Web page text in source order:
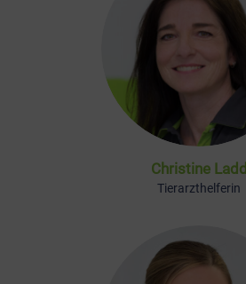
Christine Ladd
Tierarzthelferin